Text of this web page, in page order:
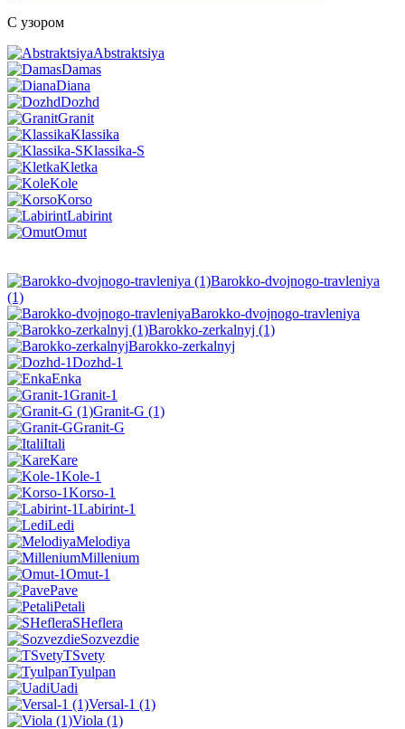
С узором
Abstraktsiya
Damas
Diana
Dozhd
Granit
Klassika
Klassika-S
Kletka
Kole
Korso
Labirint
Omut
Barokko-dvojnogo-travleniya
(1)
Barokko-dvojnogo-travleniya
Barokko-zerkalnyj (1)
Barokko-zerkalnyj
Dozhd-1
Enka
Granit-1
Granit-G (1)
Granit-G
Itali
Kare
Kole-1
Korso-1
Labirint-1
Ledi
Melodiya
Millenium
Omut-1
Pave
Petali
SHeflera
Sozvezdie
TSvety
Tyulpan
Uadi
Versal-1 (1)
Viola (1)